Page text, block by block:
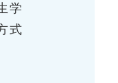
学
式